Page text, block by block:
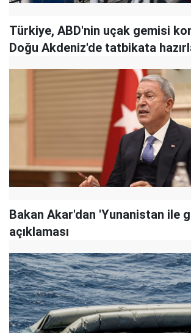
Türkiye, ABD'nin uçak gemisi
Doğu Akdeniz'de tatbikata
Bakan Akar'dan 'Yunanistan ile
açıklaması